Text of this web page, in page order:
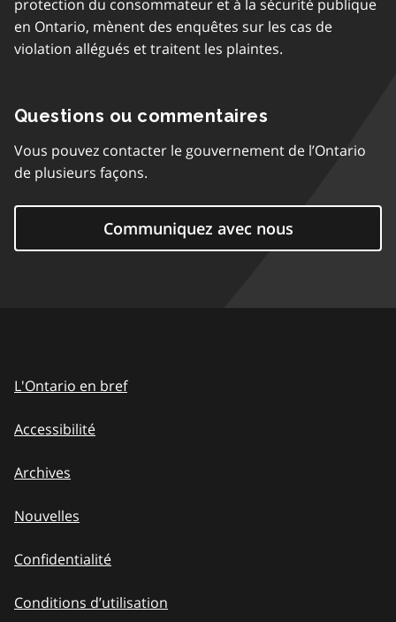
protection du consommateur et à la sécurité publique
en Ontario, mènent des enquêtes sur les cas de
violation allégués et traitent les plaintes.
Questions ou commentaires
Vous pouvez contacter le gouvernement de l’Ontario
de plusieurs façons.
Communiquez avec nous
L'Ontario en bref
Accessibilité
Archives
Nouvelles
Confidentialité
Conditions d’utilisation